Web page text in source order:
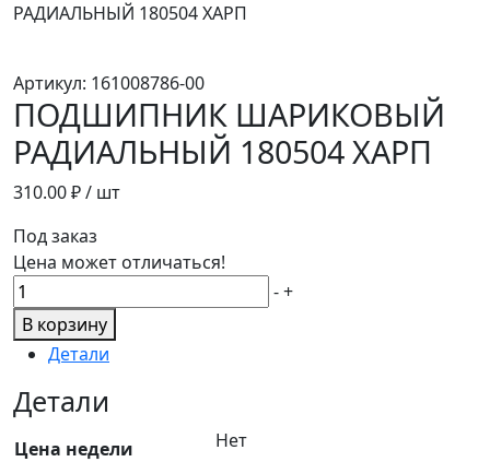
РАДИАЛЬНЫЙ 180504 ХАРП
Артикул: 161008786-00
ПОДШИПНИК ШАРИКОВЫЙ
РАДИАЛЬНЫЙ 180504 ХАРП
310.00₽ / шт
Под заказ
Цена может отличаться!
Количество
товара
ПОДШИПНИК
ШАРИКОВЫЙ
РАДИАЛЬНЫЙ
180504
ХАРП
-+
В корзину
Детали
Детали
Цена недели Нет